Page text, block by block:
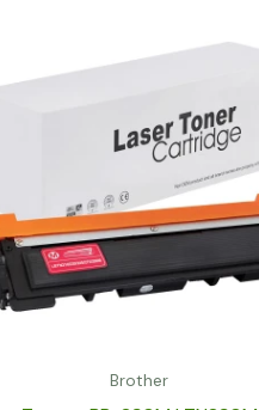
Brother